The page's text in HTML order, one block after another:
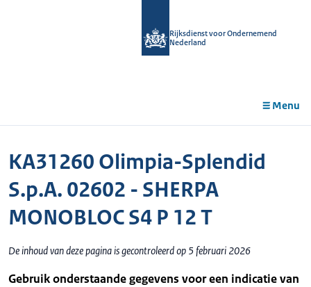
Rijksdienst voor Ondernemend
Nederland
Menu
KA31260 Olimpia-Splendid
S.p.A. 02602 - SHERPA
MONOBLOC S4 P 12 T
De inhoud van deze pagina is gecontroleerd op 5 februari 2026
Gebruik onderstaande gegevens voor een indicatie van